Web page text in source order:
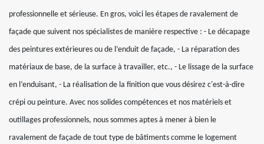
professionnelle et sérieuse. En gros, voici les étapes de ravalement de
façade que suivent nos spécialistes de manière respective : - Le décapage
des peintures extérieures ou de l’enduit de façade, - La réparation des
matériaux de base, de la surface à travailler, etc., - Le lissage de la surface
en l’enduisant, - La réalisation de la finition que vous désirez c'est-à-dire
crépi ou peinture. Avec nos solides compétences et nos matériels et
outillages professionnels, nous sommes aptes à mener à bien le
ravalement de façade de tout type de bâtiments comme le logement